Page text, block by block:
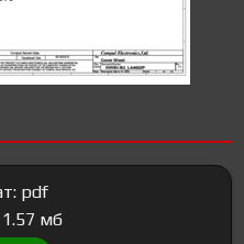
pdf
мб